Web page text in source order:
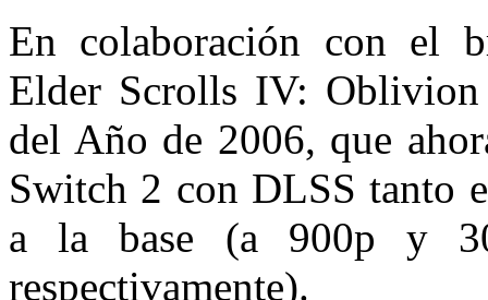
En colaboración con el
Elder Scrolls IV: Oblivion
del Año de 2006, que
Switch 2 con DLSS tanto
a la base (a 900p y
respectivamente).